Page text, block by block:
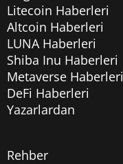
Litecoin Haberleri
Altcoin Haberleri
LUNA Haberleri
Shiba Inu Haberleri
Metaverse Haberleri
DeFi Haberleri
Yazarlardan
Rehber